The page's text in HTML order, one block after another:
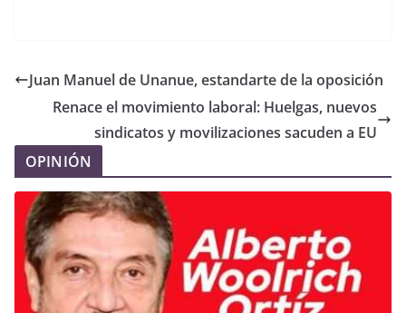
Juan Manuel de Unanue, estandarte de la oposición
Renace el movimiento laboral: Huelgas, nuevos
sindicatos y movilizaciones sacuden a EU
OPINIÓN